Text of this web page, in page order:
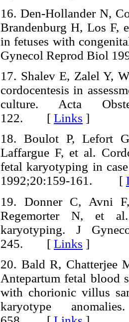
16. Den-Hollander N,
Brandenburg H, Los F,
in fetuses with
Gynecol Reprod Biol
17. Shalev E, Zalel Y,
cordocentesis in
culture. Acta
122. [ Links ]
18. Boulot P, Lefort
Laffargue F, et al.
fetal karyotyping in
1992;20:159-161. [
19. Donner C, Avni
Regemorter N, et
karyotyping. J
245. [ Links ]
20. Bald R, Chatterjee
Antepartum fetal blood
with chorionic villus
karyotype